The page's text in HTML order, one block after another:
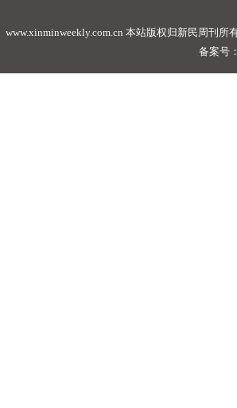
www.xinminweekly.com.cn 本站版权归新民周刊所
备案号